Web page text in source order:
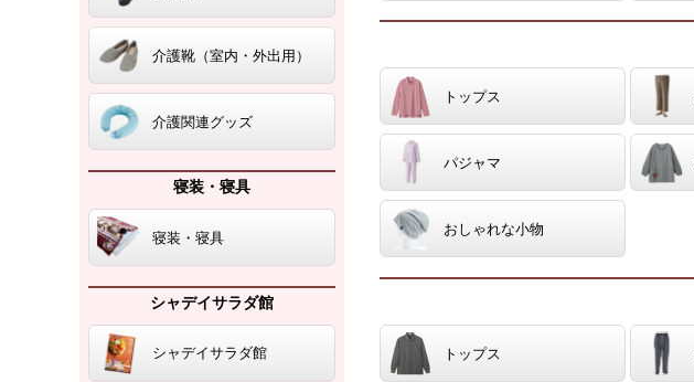
介護靴（室内・外出用）
介護関連グッズ
寝装・寝具
寝装・寝具
シャデイサラダ館
シャデイサラダ館
トップス
パジャマ
おしゃれな小物
トップス